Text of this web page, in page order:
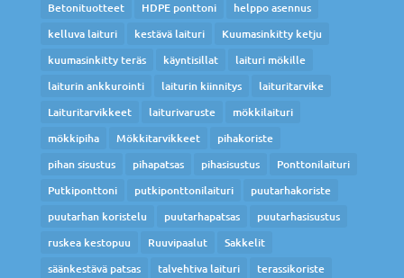
Betonituotteet
HDPE ponttoni
helppo asennus
kelluva laituri
kestävä laituri
Kuumasinkitty ketju
kuumasinkitty teräs
käyntisillat
laituri mökille
laiturin ankkurointi
laiturin kiinnitys
laituritarvike
Laituritarvikkeet
laiturivaruste
mökkilaituri
mökkipiha
Mökkitarvikkeet
pihakoriste
pihan sisustus
pihapatsas pihasisustus
Ponttonilaituri
Putkiponttoni
putkiponttonilaituri
puutarhakoriste
puutarhan koristelu
puutarhapatsas
puutarhasisustus
ruskea kestopuu
Ruuvipaalut
Sakkelit
säänkestävä patsas
talvehtiva laituri
terassikoriste